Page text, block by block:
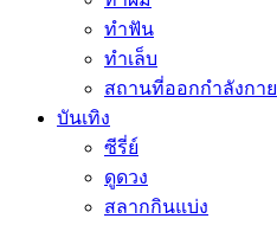
ทำฟัน
ทำเล็บ
สถานที่ออกกำลังกาย
บันเทิง
ซีรี่ย์
ดูดวง
สลากกินแบ่ง